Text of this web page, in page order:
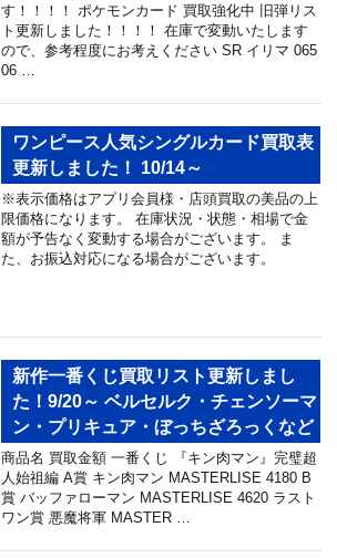
す！！！！ ポケモンカード 買取強化中 旧弾リス
ト更新しました！！！！ 在庫で変動いたします
ので、参考程度にお考えください SR イリマ 065
06 …
ワンピース人気シングルカード買取表
更新しました！ 10/14～
※表示価格はアプリ会員様・店頭買取の美品の上
限価格になります。 在庫状況・状態・相場で金
額が予告なく変動する場合がございます。 ま
た、お振込対応になる場合がございます。
新作一番くじ買取リスト更新しまし
た！9/20～ ベルセルク・チェンソーマ
ン・プリキュア・ぼっちざろっくなど
商品名 買取金額 一番くじ 『キン肉マン』完璧超
人始祖編 A賞 キン肉マン MASTERLISE 4180 B
賞 バッファローマン MASTERLISE 4620 ラスト
ワン賞 悪魔将軍 MASTER …